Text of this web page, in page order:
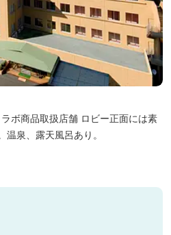
店舗 ロビー正面には素
泉、露天風呂あり。